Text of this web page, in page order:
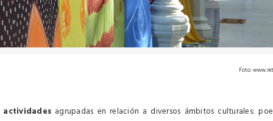
Foto:
actividades agrupadas en relación a diversos ámbitos culturales: